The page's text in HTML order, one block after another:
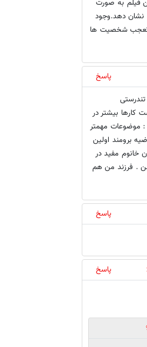
فیلم به صورت
نشان دهد.وجود
تعجب شخصیت ها
پاسخ
کارها بیشتر در
موضوعات مهمتر
برومند اولین
خانوم مفید در
. فرزند من هم
پاسخ
پاسخ